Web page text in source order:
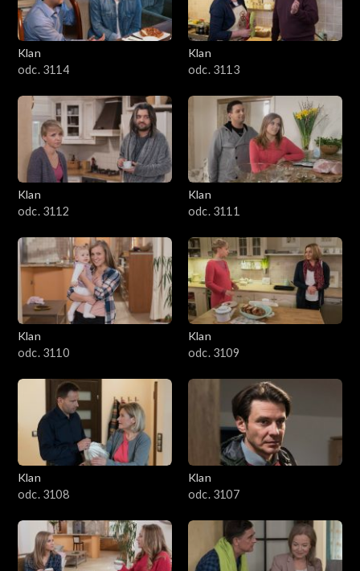
Klan
odc. 3114
Klan
odc. 3113
Klan
odc. 3112
Klan
odc. 3111
Klan
odc. 3110
Klan
odc. 3109
Klan
odc. 3108
Klan
odc. 3107